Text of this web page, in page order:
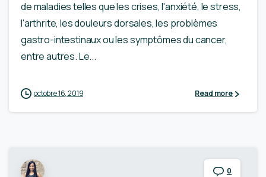
de maladies telles que les crises, l'anxiété, le stress,
l'arthrite, les douleurs dorsales, les problèmes
gastro-intestinaux ou les symptômes du cancer,
entre autres. Le...
octobre 16, 2019 Read more
0